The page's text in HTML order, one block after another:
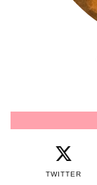
TWITTER